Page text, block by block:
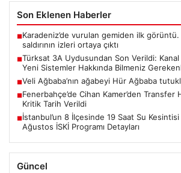
Son Eklenen Haberler
■Karadeniz’de vurulan gemiden ilk görüntü.
saldırının izleri ortaya çıktı
■Türksat 3A Uydusundan Son Verildi:
Yeni Sistemler Hakkında Bilmeniz
■Veli Ağbaba’nın ağabeyi Hür Ağbaba
■Fenerbahçe’de Cihan Kamer’den Transfer
Kritik Tarih Verildi
■İstanbul’un 8 İlçesinde 19 Saat Su Kesintisi
Ağustos İSKİ Programı Detayları
Güncel